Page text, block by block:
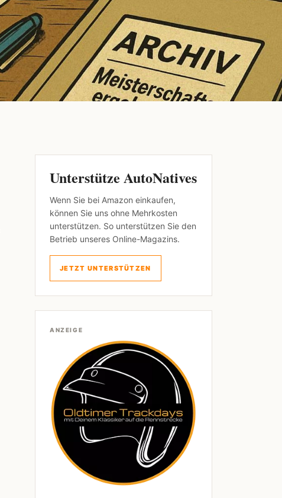
Unterstütze AutoNatives
Wenn Sie bei Amazon einkaufen,
können Sie uns ohne Mehrkosten
unterstützen. So unterstützen Sie den
Betrieb unseres Online-Magazins.
JETZT UNTERSTÜTZEN
ANZEIGE